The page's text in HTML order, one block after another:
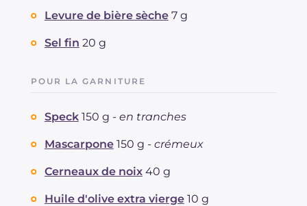
Levure de bière sèche 7 g
Sel fin 20 g
POUR LA GARNITURE
Speck 150 g - en tranches
Mascarpone 150 g - crémeux
Cerneaux de noix 40 g
Huile d'olive extra vierge 10 g